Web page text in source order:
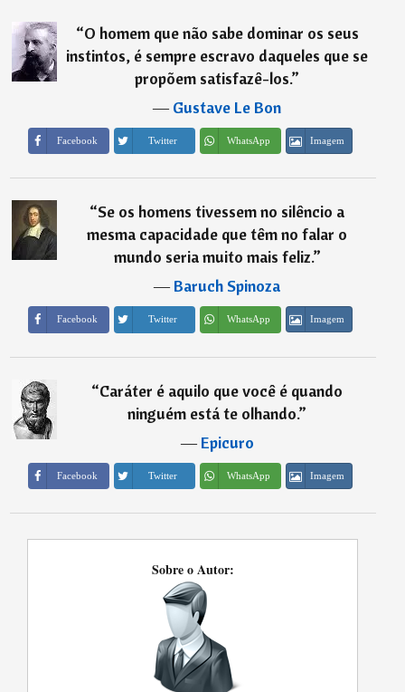
“O homem que não sabe dominar os seus
instintos, é sempre escravo daqueles que se
propõem satisfazê-los.”
―Gustave Le Bon
Facebook Twitter WhatsApp Imagem
“Se os homens tivessem no silêncio a
mesma capacidade que têm no falar o
mundo seria muito mais feliz.”
―Baruch Spinoza
Facebook Twitter WhatsApp Imagem
“Caráter é aquilo que você é quando
ninguém está te olhando.”
―Epicuro
Facebook Twitter WhatsApp Imagem
Sobre o Autor: